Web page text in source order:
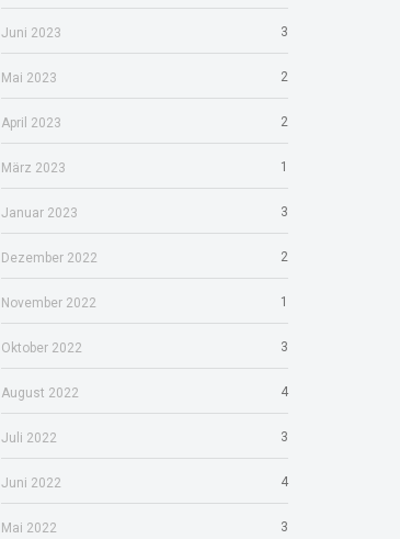
Juni 2023 3
Mai 2023 2
April 2023 2
März 2023 1
Januar 2023 3
Dezember 2022 2
November 2022 1
Oktober 2022 3
August 2022 4
Juli 2022 3
Juni 2022 4
Mai 2022 3